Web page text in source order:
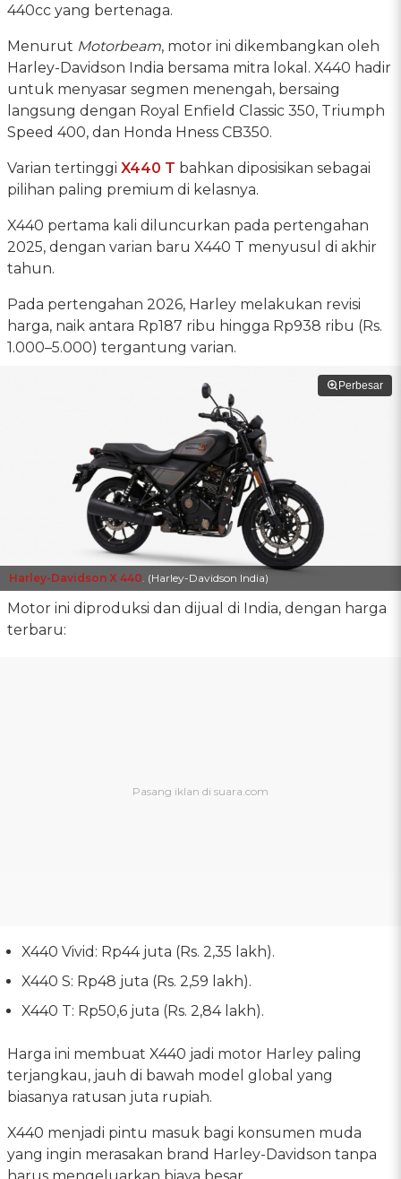
440cc yang bertenaga.
Menurut Motorbeam, motor ini dikembangkan oleh
Harley-Davidson India bersama mitra lokal. X440 hadir
untuk menyasar segmen menengah, bersaing
langsung dengan Royal Enfield Classic 350, Triumph
Speed 400, dan Honda Hness CB350.
Varian tertinggi X440 T bahkan diposisikan sebagai
pilihan paling premium di kelasnya.
X440 pertama kali diluncurkan pada pertengahan
2025, dengan varian baru X440 T menyusul di akhir
tahun.
Pada pertengahan 2026, Harley melakukan revisi
harga, naik antara Rp187 ribu hingga Rp938 ribu (Rs.
1.000–5.000) tergantung varian.
Perbesar
Harley-Davidson X 440 . (Harley-Davidson India)
Motor ini diproduksi dan dijual di India, dengan harga
terbaru:
X440 Vivid: Rp44 juta (Rs. 2,35 lakh).
X440 S: Rp48 juta (Rs. 2,59 lakh).
X440 T: Rp50,6 juta (Rs. 2,84 lakh).
Harga ini membuat X440 jadi motor Harley paling
terjangkau, jauh di bawah model global yang
biasanya ratusan juta rupiah.
X440 menjadi pintu masuk bagi konsumen muda
yang ingin merasakan brand Harley-Davidson tanpa